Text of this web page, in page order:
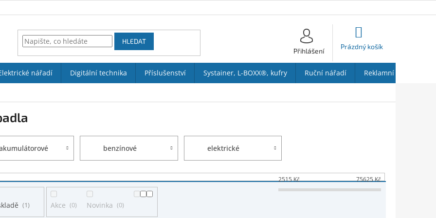
HLEDAT
Přihlášení
Prázdný košík
nářadí Digitální technika Příslušenství Systainer, L-BOXX®, kufry Ruční nářadí Reklamní předměty
benzínové elektrické
2515Kč 75625Kč
1 Akce 0 Novinka 0